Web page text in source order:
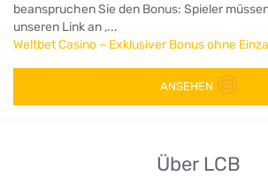
beanspruchen Sie den Bonus: Spieler
unseren Link an ,...
Weltbet Casino – Exklusiver Bonus ohne
ANSEHEN
Über LCB